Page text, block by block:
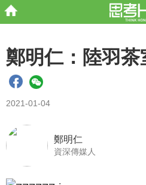
鄭明仁：陸羽
2021-01-04
鄭明仁
資深傳媒人